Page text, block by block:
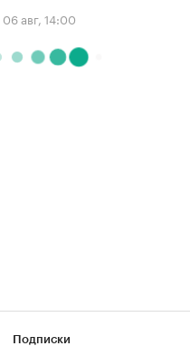
06 авг, 14:00
Подписки